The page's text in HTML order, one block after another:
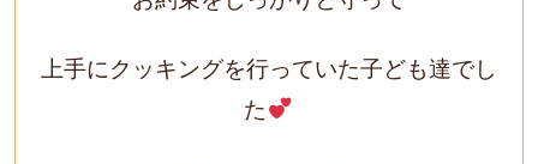
上手にクッキングを行っていた子ども達でし
た